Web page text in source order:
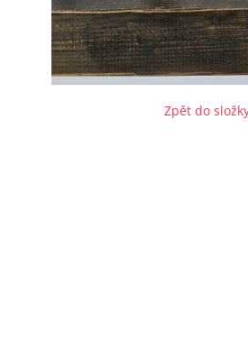
Zpět do